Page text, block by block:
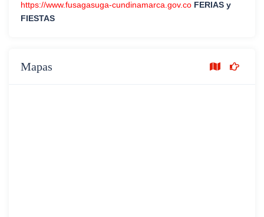
https://www.fusagasuga-cundinamarca.gov.co FERIAS y
FIESTAS
Mapas